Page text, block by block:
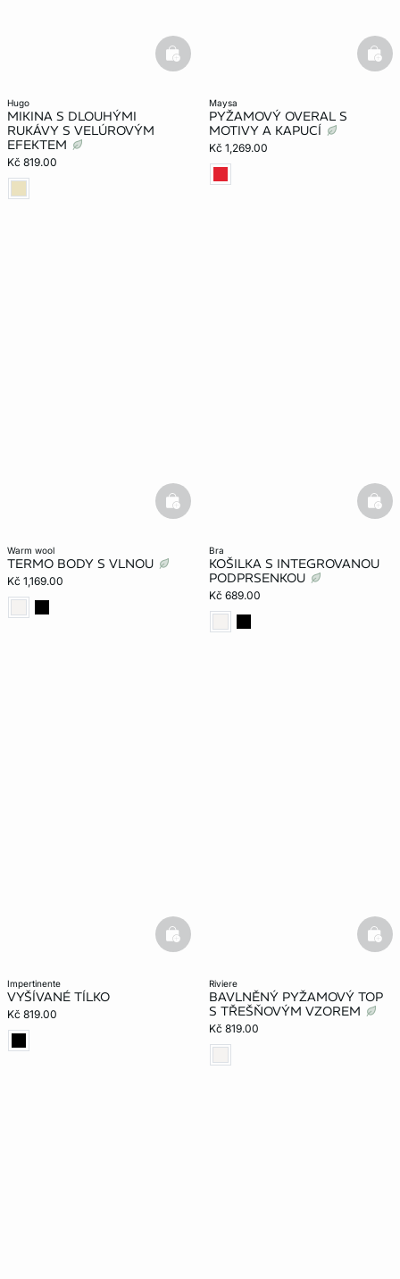
hugo
MIKINA S DLOUHÝMI
RUKÁVY S VELÚROVÝM
EFEKTEM
Kč 819.00
basketfull
maysa
PYŽAMOVÝ OVERAL S
MOTIVY A KAPUCÍ
Kč 1,269.00
warm wool
TERMO BODY S VLNOU
Kč 1,169.00
basketfull
bra
KOŠILKA S INTEGROVANOU
PODPRSENKOU
Kč 689.00
impertinente
VYŠÍVANÉ TÍLKO
Kč 819.00
basketfull
riviere
BAVLNĚNÝ PYŽAMOVÝ TOP
S TŘEŠŇOVÝM VZOREM
Kč 819.00